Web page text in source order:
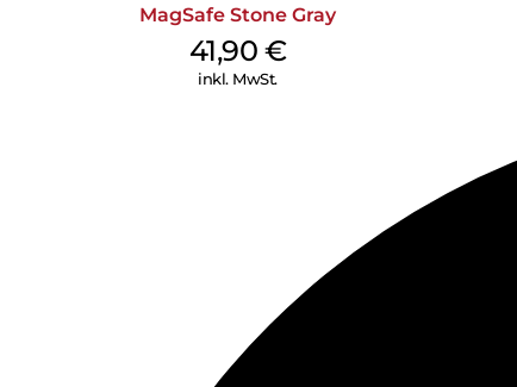
MagSafe Stone Gray
41,90 €
inkl. MwSt.